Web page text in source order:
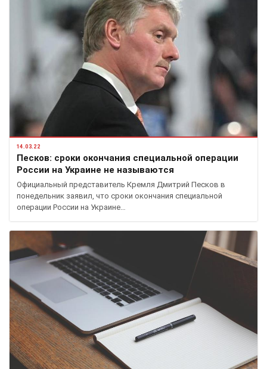
14.03.22
Песков: сроки окончания специальной операции
России на Украине не называются
Официальный представитель Кремля Дмитрий Песков в
понедельник заявил, что сроки окончания специальной
операции России на Украине…